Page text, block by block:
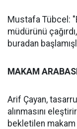
Mustafa Tübcel:
müdürünü
buradan
MAKAM
Arif Çayan,
alınmasını
bekletilen